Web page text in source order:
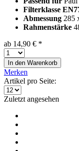
Filterklasse
Abmessung 285
Rahmenstärke
ab 14,90 € *
In den Warenkorb
Merken
Artikel pro Seite:
Zuletzt angesehen